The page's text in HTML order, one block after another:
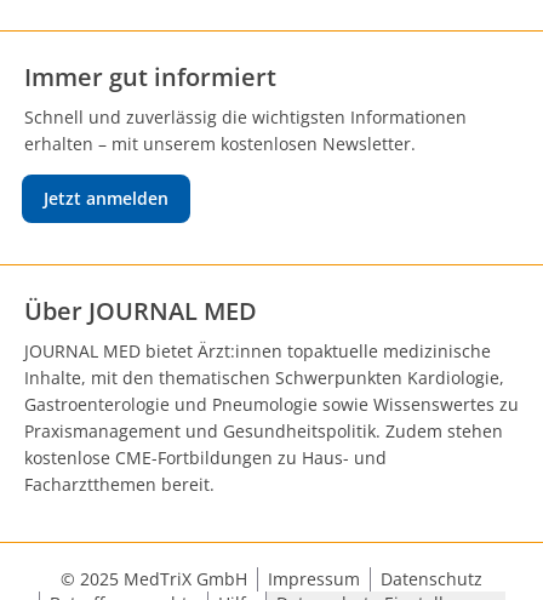
Immer gut informiert
Schnell und zuverlässig die wichtigsten Informationen
erhalten – mit unserem kostenlosen Newsletter.
Jetzt anmelden
Über JOURNAL MED
JOURNAL MED bietet Ärzt:innen topaktuelle medizinische
Inhalte, mit den thematischen Schwerpunkten Kardiologie,
Gastroenterologie und Pneumologie sowie Wissenswertes zu
Praxismanagement und Gesundheitspolitik. Zudem stehen
kostenlose CME-Fortbildungen zu Haus- und
Facharztthemen bereit.
© 2025 MedTriX GmbH Impressum
Datenschutz